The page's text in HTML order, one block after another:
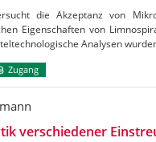
die Akzeptanz von
Eigenschaften von
Analysen
Zugang
verschiedener